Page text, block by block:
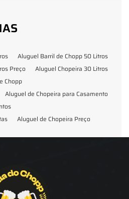
Aluguel Barril de Chopp 50 Litros
Preço
Aluguel Chopeira 30 Litros
Chopp
Aluguel de Chopeira para Casamento
Aluguel de Chopeira Preço
e Eventos
Fornecedor Barril de Chopp
de Barril de Chopp